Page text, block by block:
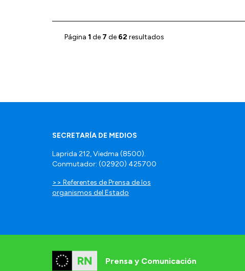
Página 1 de 7 de 62 resultados
SECRETARÍA DE MEDIOS
Laprida 212, Viedma (8500).
Conmutador: (02920) 425700
>> Referentes de Prensa de los
organismos del Estado
Prensa y Comunicación